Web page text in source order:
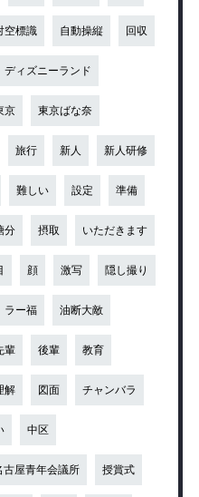
空標識 自動操縦 回収
ディズニーランド
京 東京ばな奈
旅行 新人 新人研修
難しい 設定 準備
分 摂取 いただきます
顔 激写 隠し撮り
ラー福 油断大敵
輩 後輩 教育
解 図面 チャンバラ
中区
屋青年会議所 授賞式